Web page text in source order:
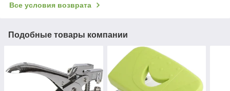
Все условия возврата
Подобные товары компании